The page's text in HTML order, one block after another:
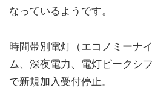
なっているようです。
時間帯別電灯（エコノミーナ
ム、深夜電力、電灯ピークシ
で新規加入受付停止。